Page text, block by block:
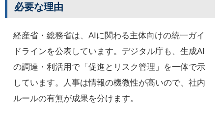
必要な理由
経産省・総務省は、AIに関わる主体向けの統一ガイ
ドラインを公表しています。デジタル庁も、生成AI
の調達・利活用で「促進とリスク管理」を一体で示
しています。人事は情報の機微性が高いので、社内
ルールの有無が成果を分けます。